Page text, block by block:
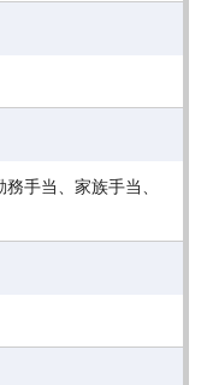
手当、家族手当、